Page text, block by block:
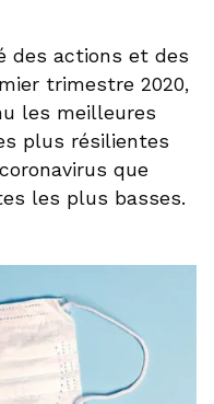
des actions et des
trimestre 2020,
les meilleures
plus résilientes
que
les plus basses.